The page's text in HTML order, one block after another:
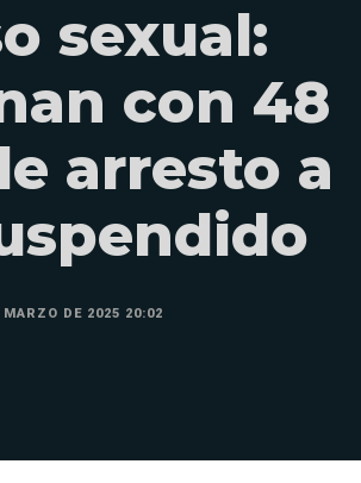
sexual:
con 48
arresto a
MARZO DE 2025 20:02